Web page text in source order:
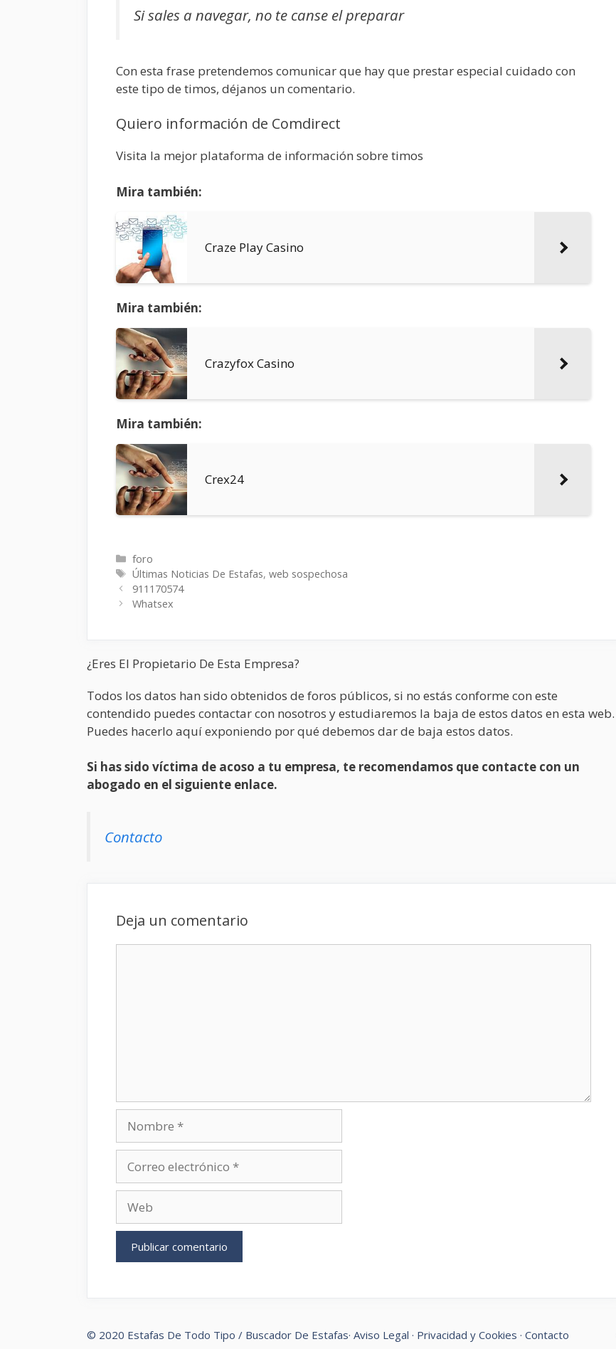
Si sales a navegar, no te canse el preparar
Con esta frase pretendemos comunicar que hay que prestar especial cuidado con
este tipo de timos, déjanos un comentario.
Quiero información de Comdirect
Visita la mejor plataforma de información sobre timos
Mira también:
Craze Play Casino
Mira también:
Crazyfox Casino
Mira también:
Crex24
Categorías
foro
Etiquetas
Últimas Noticias De Estafas,web sospechosa
911170574
Whatsex
¿Eres El Propietario De Esta Empresa?
Todos los datos han sido obtenidos de foros públicos, si no estás conforme con este
contendido puedes contactar con nosotros y estudiaremos la baja de estos datos en esta web.
Puedes hacerlo aquí exponiendo por qué debemos dar de baja estos datos.
Si has sido víctima de acoso a tu empresa, te recomendamos que contacte con un
abogado en el siguiente enlace.
Contacto
Deja un comentario
electrónico
© 2020 Estafas De Todo Tipo / Buscador De Estafas· Aviso Legal · Privacidad y Cookies · Contacto